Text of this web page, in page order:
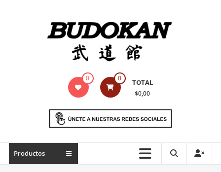
Indumentaria
marciales
Todo
necesario
0 0 TOTAL
$0,00
Productos